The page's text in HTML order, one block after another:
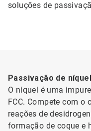
soluções de
Passivação de níquel
O níquel é uma
FCC. Compete com o
reações de
formação de coque e